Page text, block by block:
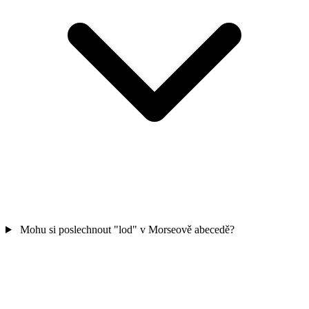
Mohu si poslechnout "lod" v Morseově abecedě?